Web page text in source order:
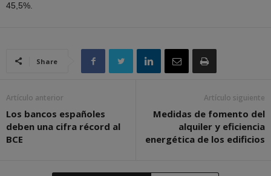
45,5%.
Share
Artículo anterior
Los bancos españoles
deben una cifra récord al
BCE
Artículo siguiente
Medidas de fomento del
alquiler y eficiencia
energética de los edificios